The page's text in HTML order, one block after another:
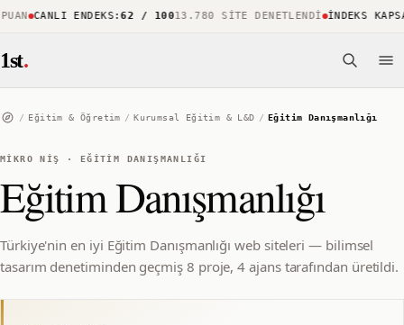
CANLI ENDEKS:62 / 10013.780 SITE DENETLENDI İNDEKS
1st.
/ Eğitim & Öğretim / Kurumsal Eğitim & L&D / Eğitim Danışmanlığı
MIKRO NIŞ · EĞITIM DANIŞMANLIĞI
Eğitim Danışmanlığı
Türkiye'nin en iyi Eğitim Danışmanlığı web siteleri — bilimsel
tasarım denetiminden geçmiş 8 proje, 4 ajans tarafından üretildi.